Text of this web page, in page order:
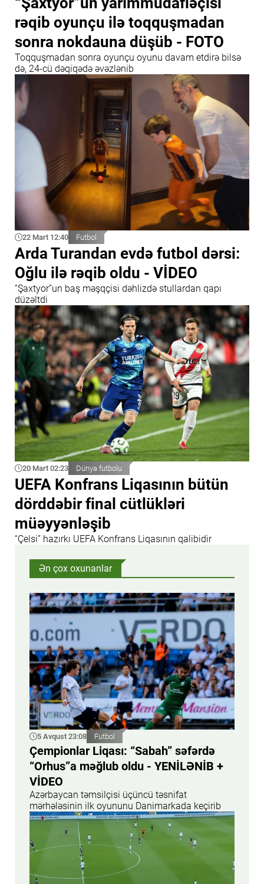
rəqib oyunçu ilə toqquşmadan
sonra nokdauna düşüb - FOTO
Toqquşmadan sonra oyunçu oyunu davam etdirə bilsə
də, 24-cü dəqiqədə əvəzlənib
22 Mart 12:40 Futbol
Arda Turandan evdə futbol dərsi:
Oğlu ilə rəqib oldu - VİDEO
“Şaxtyor”un baş məşqçisi dəhlizdə stullardan qapı
düzəltdi
20 Mart 02:23 Dünya futbolu
UEFA Konfrans Liqasının bütün
dörddəbir final cütlükləri
müəyyənləşib
“Çelsi” hazırkı UEFA Konfrans Liqasının qalibidir
Ən çox oxunanlar
5 Avqust 23:08 Futbol
Çempionlar Liqası: “Sabah” səfərdə
“Orhus”a məğlub oldu - YENİLƏNİB +
VİDEO
Azərbaycan təmsilçisi üçüncü təsnifat
mərhələsinin ilk oyununu Danimarkada keçirib